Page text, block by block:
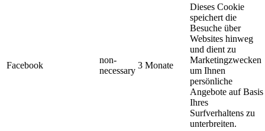
Facebook
non-
necessary
3 Monate
Dieses Cookie
speichert die
Besuche über
Websites hinweg
und dient zu
Marketingzwecken
um Ihnen
persönliche
Angebote auf Basis
Ihres
Surfverhaltens zu
unterbreiten.